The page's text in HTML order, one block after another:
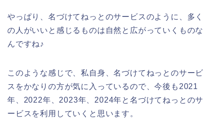
やっぱり、名づけてねっとのサービスのように、多く
の人がいいと感じるものは自然と広がっていくものな
んですね♪
このような感じで、私自身、名づけてねっとのサービ
スをかなりの方が気に入っているので、今後も2021
年、2022年、2023年、2024年と名づけてねっとのサ
ービスを利用していくと思います。